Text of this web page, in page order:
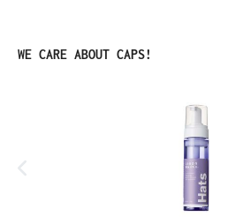
Productgalerij overslaan
WE CARE ABOUT CAPS!